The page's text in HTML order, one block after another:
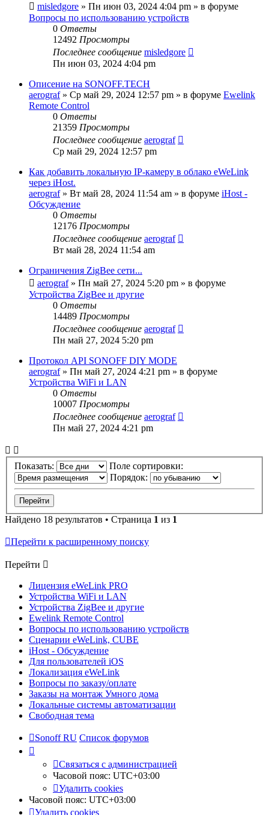
misledgore » Пн июн 03, 2024 4:04 pm » в форуме
Вопросы по использованию устройств
0 Ответы
12492 Просмотры
Последнее сообщение misledgore
Пн июн 03, 2024 4:04 pm
Описение на SONOFF.TECH
aerograf» Ср май 29, 2024 12:57 pm » в форуме Ewelink
Remote Control
0 Ответы
21359 Просмотры
Последнее сообщение aerograf
Ср май 29, 2024 12:57 pm
Как добавить локальную IP-камеру в облако eWeLink
через iHost.
aerograf» Вт май 28, 2024 11:54 am » в форуме iHost -
Обсуждение
0 Ответы
12176 Просмотры
Последнее сообщение aerograf
Вт май 28, 2024 11:54 am
Ограничения ZigBee сети...
aerograf» Пн май 27, 2024 5:20 pm » в форуме
Устройства ZigBee и другие
0 Ответы
14489 Просмотры
Последнее сообщение aerograf
Пн май 27, 2024 5:20 pm
Протокол API SONOFF DIY MODE
aerograf» Пн май 27, 2024 4:21 pm » в форуме
Устройства WiFi и LAN
0 Ответы
10007 Просмотры
Последнее сообщение aerograf
Пн май 27, 2024 4:21 pm
Показать:
Поле сортировки:
Порядок:
Найдено 18 результатов • Страница 1 из 1
Перейти к расширенному поиску
Перейти
Лицензия eWeLink PRO
Устройства WiFi и LAN
Устройства ZigBee и другие
Ewelink Remote Control
Вопросы по использованию устройств
Сценарии eWeLink, CUBE
iHost - Обсуждение
Для пользователей iOS
Локализация eWeLink
Вопросы по заказу/оплате
Заказы на монтаж Умного дома
Локальные системы автоматизации
Свободная тема
Sonoff RU Список форумов
Связаться с администрацией
Часовой пояс: UTC+03:00
Удалить cookies
Часовой пояс: UTC+03:00
Удалить cookies